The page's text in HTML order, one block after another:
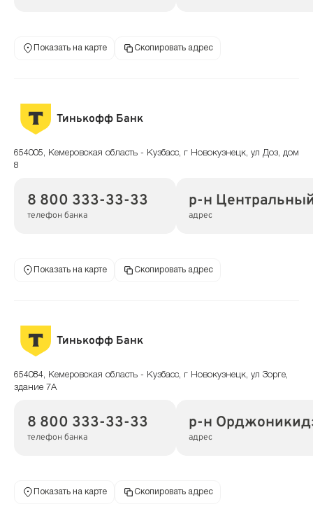
Показать на карте Скопировать адрес
Тинькофф Банк
654005, Кемеровская область - Кузбасс, г Новокузнецк, ул Доз, дом
8
8 800 333-33-33
телефон банка
р-н
адрес
Показать на карте Скопировать адрес
Тинькофф Банк
654084, Кемеровская область - Кузбасс, г Новокузнецк, ул Зорге,
здание 7А
8 800 333-33-33
телефон банка
р-н
адрес
Показать на карте Скопировать адрес